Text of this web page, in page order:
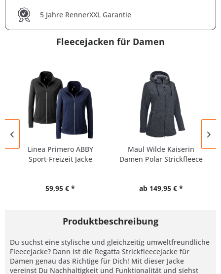
5 Jahre RennerXXL Garantie
Fleecejacken für Damen
Linea Primero ABBY
Sport-Freizeit Jacke
59,95 € *
Maul Wilde Kaiserin
Damen Polar Strickfleece
ab 149,95 € *
Produktbeschreibung
Du suchst eine stylische und gleichzeitig umweltfreundliche
Fleecejacke? Dann ist die Regatta Strickfleecejacke für
Damen genau das Richtige für Dich! Mit dieser Jacke
vereinst Du Nachhaltigkeit und Funktionalität und siehst